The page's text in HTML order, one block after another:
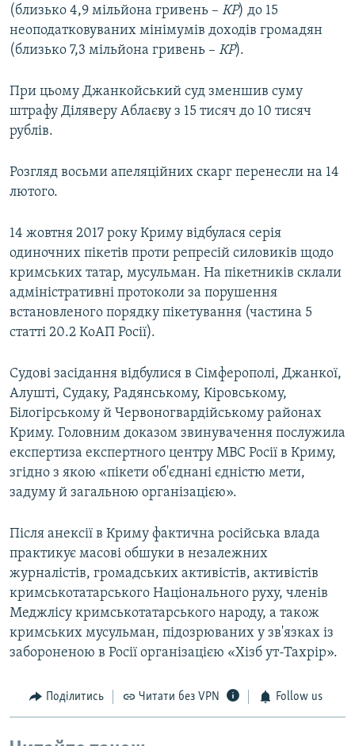
(близько 4,9 мільйона гривень – КР) до 15
неоподатковуваних мінімумів доходів громадян
(близько 7,3 мільйона гривень – КР).
При цьому Джанкойський суд зменшив суму
штрафу Діляверу Аблаєву з 15 тисяч до 10 тисяч
рублів.
Розгляд восьми апеляційних скарг перенесли на 14
лютого.
14 жовтня 2017 року Криму відбулася серія
одиночних пікетів проти репресій силовиків щодо
кримських татар, мусульман. На пікетників склали
адміністративні протоколи за порушення
встановленого порядку пікетування (частина 5
статті 20.2 КоАП Росії).
Судові засідання відбулися в Сімферополі, Джанкої,
Алушті, Судаку, Радянському, Кіровському,
Білогірському й Червоногвардійському районах
Криму. Головним доказом звинувачення послужила
експертиза експертного центру МВС Росії в Криму,
згідно з якою «пікети об'єднані єдністю мети,
задуму й загальною організацією».
Після анексії в Криму фактична російська влада
практикує масові обшуки в незалежних
журналістів, громадських активістів, активістів
кримськотатарського Національного руху, членів
Меджлісу кримськотатарського народу, а також
кримських мусульман, підозрюваних у зв'язках із
забороненою в Росії організацією «Хізб ут-Тахрір».
Поділитись Читати без VPN Follow us